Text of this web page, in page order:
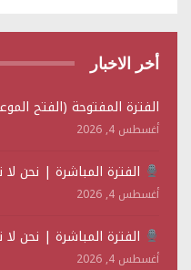
أخر الاخبار
الفترة المفتوحة (الفتح
أغسطس 4, 2026
الفترة المباشرة | نحن
أغسطس 4, 2026
الفترة المباشرة | نحن
أغسطس 4, 2026